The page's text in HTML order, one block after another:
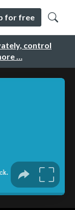
control
…
for free